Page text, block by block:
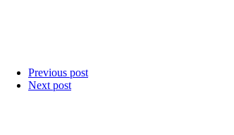
Previous post
Next post